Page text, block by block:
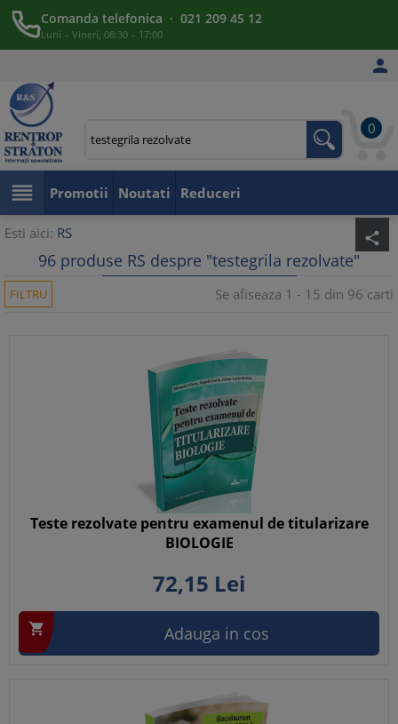
Comanda telefonica · 021 209 45 12
Luni – Vineri, 08:30 – 17:00

0
 Promotii Noutati Reduceri
Esti aici: RS share
96 produse RS despre "testegrila rezolvate"
FILTRU Se afiseaza 1 - 15 din 96 carti
Teste rezolvate pentru examenul de titularizare
BIOLOGIE
72,15 Lei
 Adauga in cos